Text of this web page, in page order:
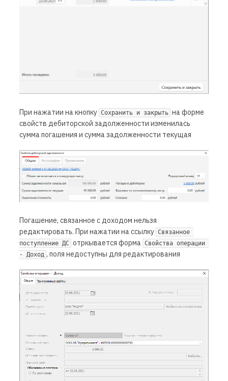
При нажатии на кнопку Сохранить и закрыть на форме
свойств дебиторской задолженности изменилась
сумма погашения и сумма задолженности текущая
Погашение, связанное с доходом нельзя
редактировать. При нажатии на ссылку Связанное
поступление ДС отркывается форма Свойства операции
- Доход , поля недоступны для редактирования